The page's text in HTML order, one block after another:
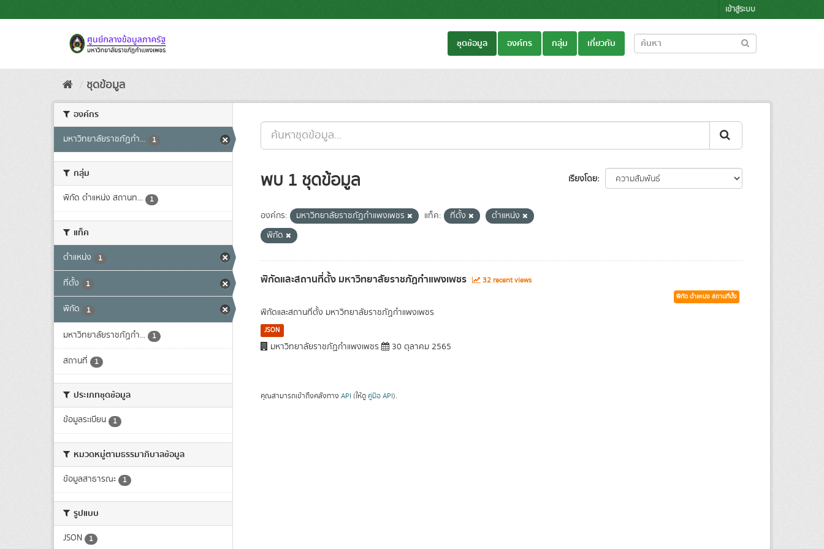
to
เข้าสู่ระบบ
ชุดข้อมูล องค์กร กลุ่ม เกี่ยวกับ
ชุดข้อมูล
องค์กร
มหาวิทยาลัยราชภัฏกำ... 1
กลุ่ม
พิกัด ตำแหน่ง สถานท... 1
แท็ค
ตำแหน่ง 1
ที่ตั้ง 1
พิกัด 1
มหาวิทยาลัยราชภัฏกำ... 1
สถานที่ 1
ประเภทชุดข้อมูล
ข้อมูลระเบียน 1
หมวดหมู่ตามธรรมาภิบาลข้อมูล
ข้อมูลสาธารณะ 1
รูปแบบ
JSON 1
เรียงโดย
พบ 1 ชุดข้อมูล
องค์กร: มหาวิทยาลัยราชภัฏกำแพงเพชร แท็ค: ที่ตั้ง
ตำแหน่ง
พิกัด
พิกัดและสถานที่ตั้ง มหาวิทยาลัยราชภัฏกำแพงเพชร 32 recent views
พิกัด ตำแหน่ง สถานที่ตั้ง
พิกัดและสถานที่ตั้ง มหาวิทยาลัยราชภัฏกำแพงเพชร
JSON
มหาวิทยาลัยราชภัฏกำแพงเพชร 30 ตุลาคม 2565
คุณสามารถเข้าถึงคลังทาง API (ให้ดู คู่มือ API).